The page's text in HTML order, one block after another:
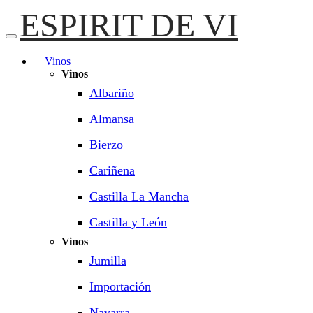
ESPIRIT DE VI
Vinos
Vinos
Albariño
Almansa
Bierzo
Cariñena
Castilla La Mancha
Castilla y León
Vinos
Jumilla
Importación